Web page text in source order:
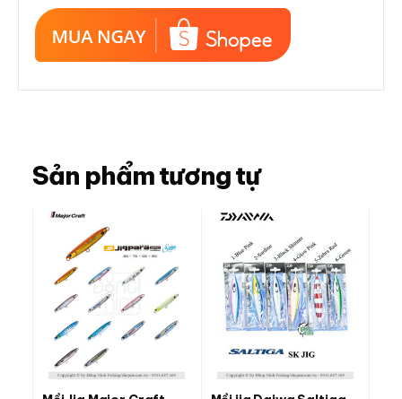
Sản phẩm tương tự